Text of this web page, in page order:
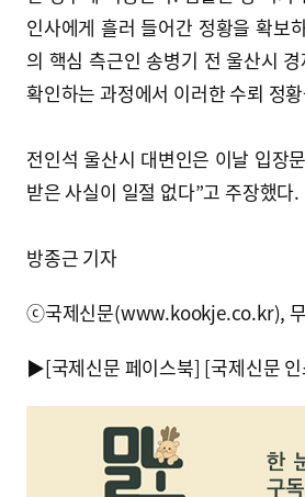
인사에게 흘러 들어간 정황을 확보
의 핵심 측근인 송병기 전 울산시
확인하는 과정에서 이러한 수뢰 정
전인석 울산시 대변인은 이날 입장
받은 사실이 일절 없다”고 주장했다.
방종근 기자
ⓒ국제신문(www.kookje.co.kr), 무
▶[국제신문 페이스북] [국제신문